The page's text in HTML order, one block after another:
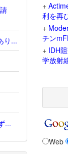
り...
...
+
利を再
+
チン
+ IDH
学放射
Web